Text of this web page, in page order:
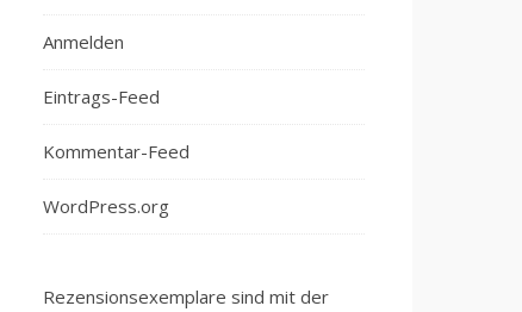
Anmelden
Eintrags-Feed
Kommentar-Feed
WordPress.org
Rezensionsexemplare sind mit der